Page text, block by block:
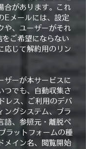
合があります。これ
Eメールには、設定
や、ユーザーがそれ
ご希望にならない
応じて解約用のリン
ザーが本サービスに
つでも、自動収集さ
レス、ご利用のデバ
ングシステム、ブラ
語、参照元・離脱ペ
ラットフォームの種
メイン名、閲覧開始